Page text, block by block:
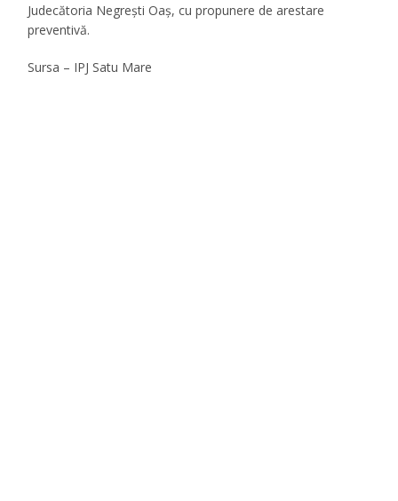
Judecătoria Negrești Oaș, cu propunere de arestare
preventivă.
Sursa – IPJ Satu Mare